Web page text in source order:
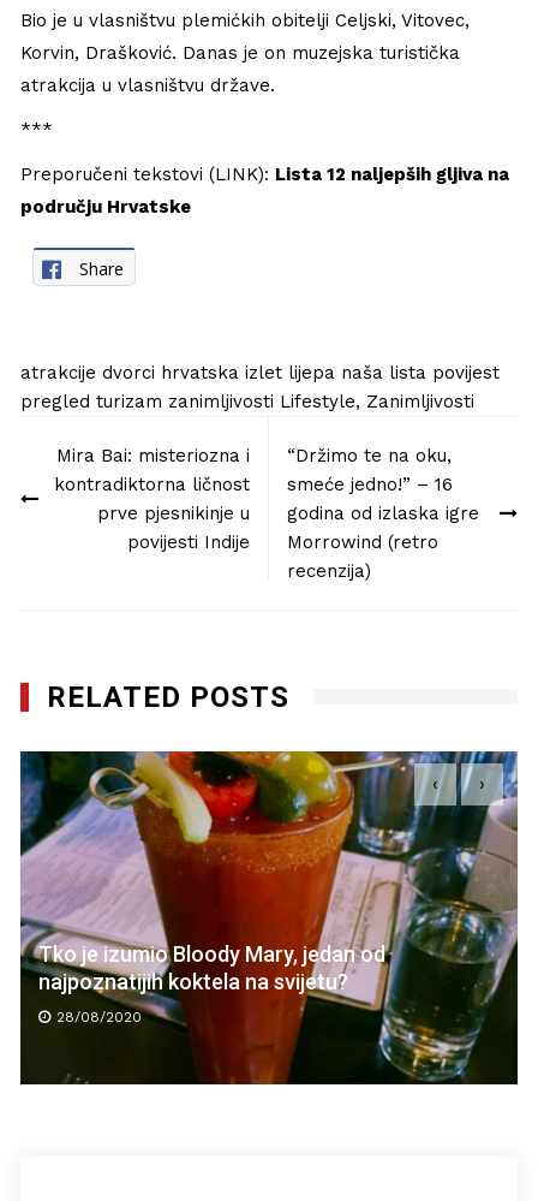
Bio je u vlasništvu plemićkih obitelji Celjski, Vitovec,
Korvin, Drašković. Danas je on muzejska turistička
atrakcija u vlasništvu države.
***
Preporučeni tekstovi (LINK): Lista 12 naljepših gljiva na
području Hrvatske
Share
atrakcije dvorci hrvatska izlet lijepa naša lista povijest
pregled turizam zanimljivosti Lifestyle, Zanimljivosti
objava
Mira Bai: misteriozna i
kontradiktorna ličnost
prve pjesnikinje u
povijesti Indije
“Držimo te na oku,
smeće jedno!” – 16
godina od izlaska igre
Morrowind (retro
recenzija)
RELATED POSTS
Tko je izumio Bloody Mary, jedan od
najpoznatijih koktela na svijetu?
28/08/2020
‹ ›